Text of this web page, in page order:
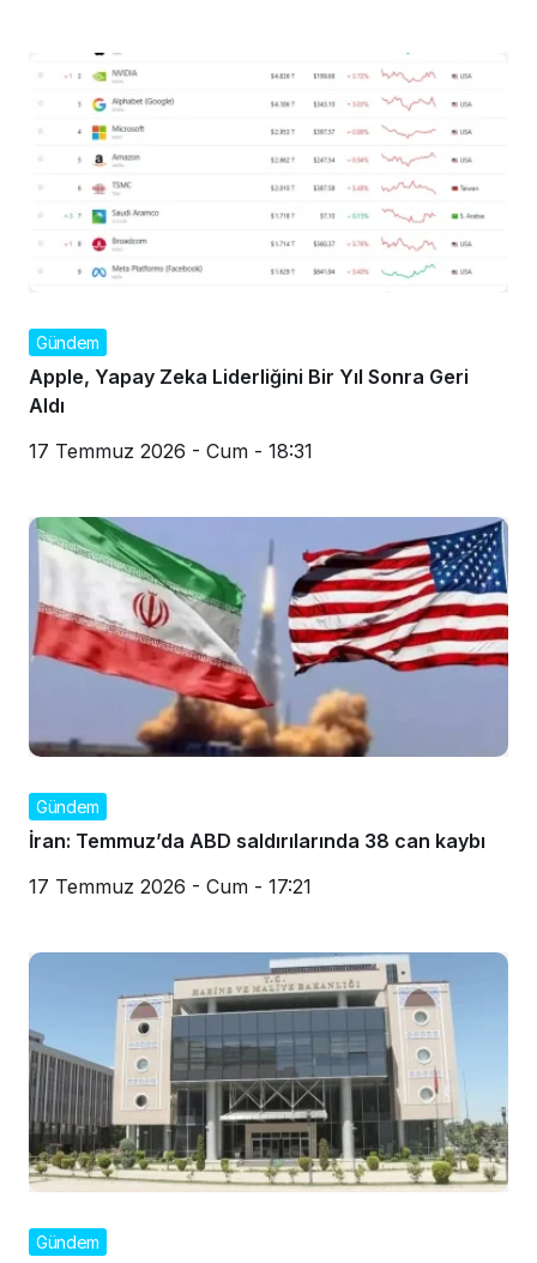
Gündem
Apple, Yapay Zeka Liderliğini Bir Yıl Sonra Geri
Aldı
17 Temmuz 2026 - Cum - 18:31
Gündem
İran: Temmuz’da ABD saldırılarında 38 can kaybı
17 Temmuz 2026 - Cum - 17:21
Gündem